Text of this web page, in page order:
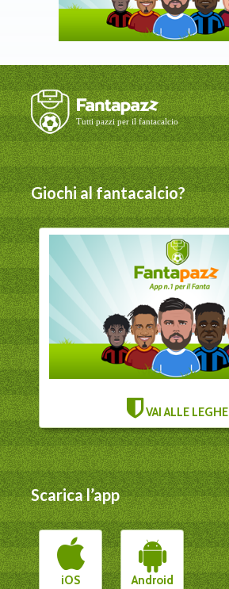
Giochi al fantacalcio?
VAI ALLE LEGHE
Scarica l’app
iOS Android